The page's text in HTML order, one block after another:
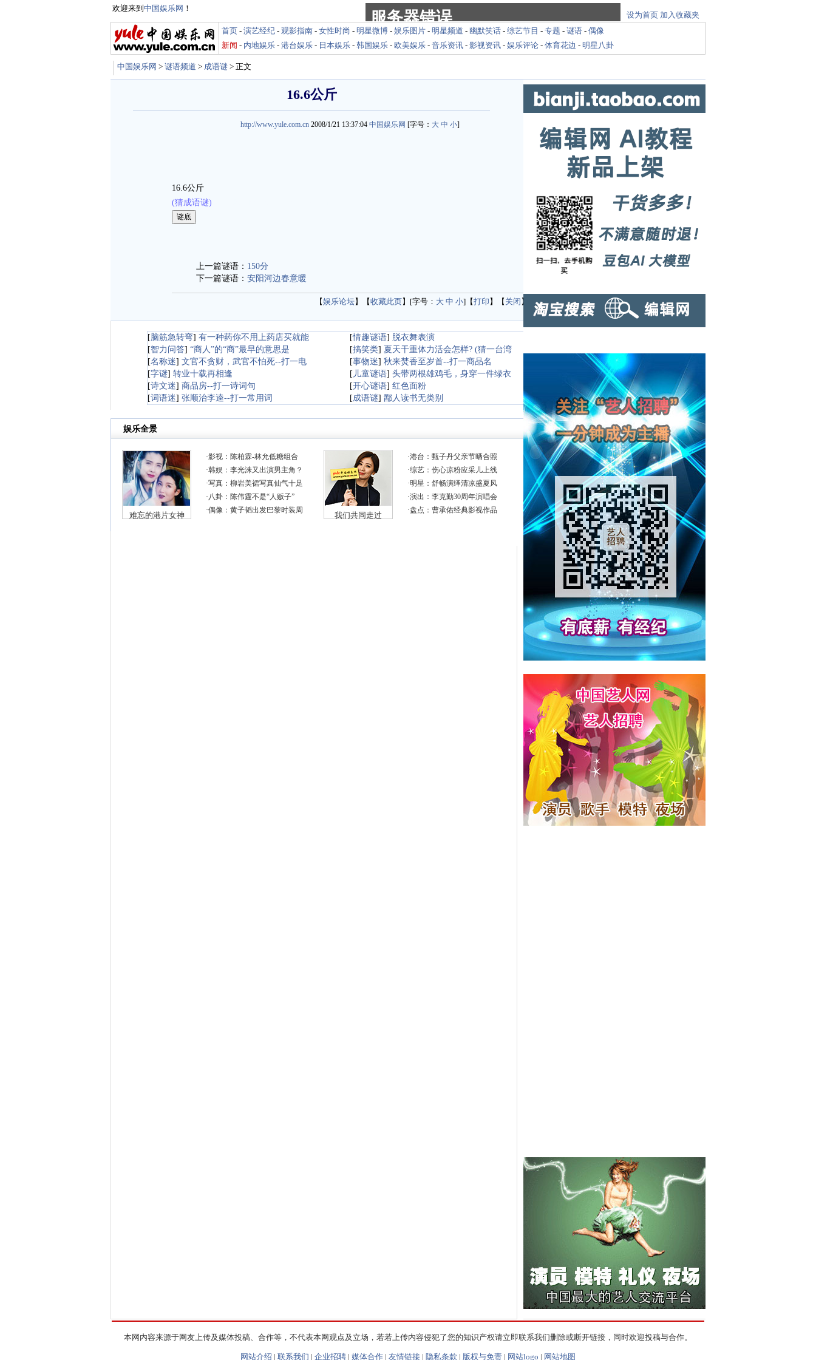
欢迎来到 中国娱乐网 ！
设为首页 加入收藏夹
首页 - 演艺经纪 - 观影指南 - 女性时尚 - 明星微博 - 娱乐图片 - 明星频道 - 幽默笑话 - 综艺节目 - 专题 - 谜语 - 偶像
新闻 - 内地娱乐 - 港台娱乐 - 日本娱乐 - 韩国娱乐 - 欧美娱乐 - 音乐资讯 - 影视资讯 - 娱乐评论 - 体育花边 - 明星八卦
中国娱乐网 > 谜语频道 > 成语谜 > 正文
16.6公斤
http://www.yule.com.cn 2008/1/21 13:37:04 中国娱乐网 [字号： 大 中 小]
16.6公斤
(猜成语谜)
上一篇谜语： 150分
下一篇谜语： 安阳河边春意暖
【娱乐论坛】【收藏此页】[字号： 大 中 小]【打印 】【 关闭 】
[脑筋急转弯] 有一种药你不用上药店买就能 [情趣谜语] 脱衣舞表演
[智力问答] “商人”的“商”最早的意思是 [搞笑类] 夏天干重体力活会怎样? (猜一台湾
[名称迷] 文官不贪财，武官不怕死--打一电 [事物迷] 秋来焚香至岁首--打一商品名
[字谜] 转业十载再相逢 [ 儿童谜语] 头带两根雄鸡毛，身穿一件绿衣
[诗文迷] 商品房--打一诗词句 [开心谜语] 红色面粉
[词语迷] 张顺治李逵--打一常用词 [成语谜] 鄙人读书无类别
本网内容来源于网友上传及媒体投稿、合作等，不代表本网观点及立场，若若上传内容侵犯了您的知识产权请立即联系我们删除或断开链接，同时欢迎投稿与合作。
网站介绍 | 联系我们 | 企业招聘 | 媒体合作 | 友情链接 | 隐私条款 | 版权与免责 | 网站logo | 网站地图